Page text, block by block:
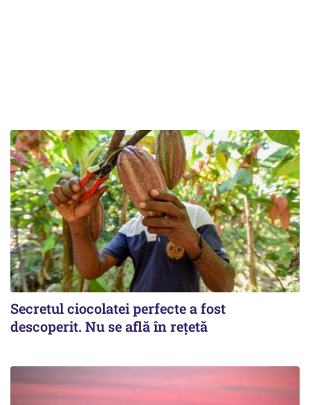
Secretul ciocolatei perfecte a fost
descoperit. Nu se află în rețetă